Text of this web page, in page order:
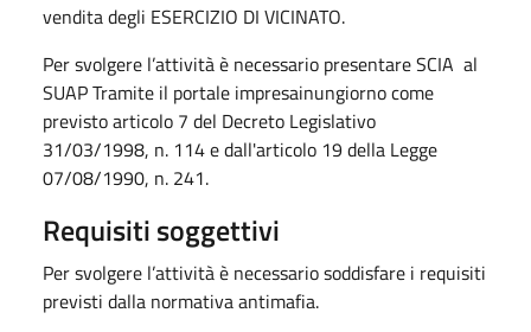
vendita degli ESERCIZIO DI VICINATO.
Per svolgere l’attività è necessario presentare SCIA al
SUAP Tramite il portale impresainungiorno come
previsto articolo 7 del Decreto Legislativo
31/03/1998, n. 114 e dall'articolo 19 della Legge
07/08/1990, n. 241.
Requisiti soggettivi
Per svolgere l’attività è necessario soddisfare i requisiti
previsti dalla normativa antimafia.